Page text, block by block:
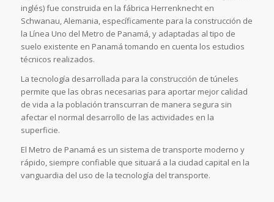
inglés) fue construida en la fábrica Herrenknecht en
Schwanau, Alemania, específicamente para la construcción de
la Línea Uno del Metro de Panamá, y adaptadas al tipo de
suelo existente en Panamá tomando en cuenta los estudios
técnicos realizados.
La tecnología desarrollada para la construcción de túneles
permite que las obras necesarias para aportar mejor calidad
de vida a la población transcurran de manera segura sin
afectar el normal desarrollo de las actividades en la
superficie.
El Metro de Panamá es un sistema de transporte moderno y
rápido, siempre confiable que situará a la ciudad capital en la
vanguardia del uso de la tecnología del transporte.